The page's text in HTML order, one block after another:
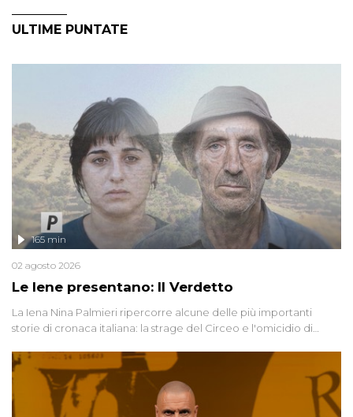
ULTIME PUNTATE
Le Iene presentano: Il Verdetto
165 min
02 agosto 2026
La Iena Nina Palmieri ripercorre alcune delle più importanti
storie di cronaca italiana: la strage del Circeo e l'omicidio di